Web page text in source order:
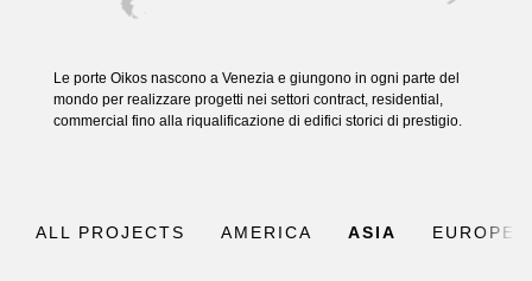
Le porte Oikos nascono a Venezia e giungono in ogni parte del
mondo per realizzare progetti nei settori contract, residential,
commercial fino alla riqualificazione di edifici storici di prestigio.
ALL PROJECTS AMERICA ASIA EUROPE